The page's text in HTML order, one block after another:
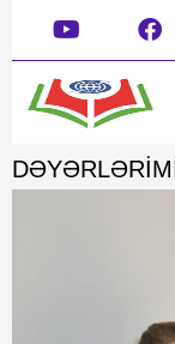
Xəbər
Gündəm